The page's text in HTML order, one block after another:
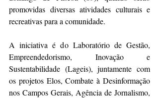
promovidas diversas atividades culturais e
recreativas para a comunidade.
A iniciativa é do Laboratório de Gestão,
Empreendedorismo, Inovação e
Sustentabilidade (Lageis), juntamente com
os projetos Elos, Combate à Desinformação
nos Campos Gerais, Agência de Jornalismo,